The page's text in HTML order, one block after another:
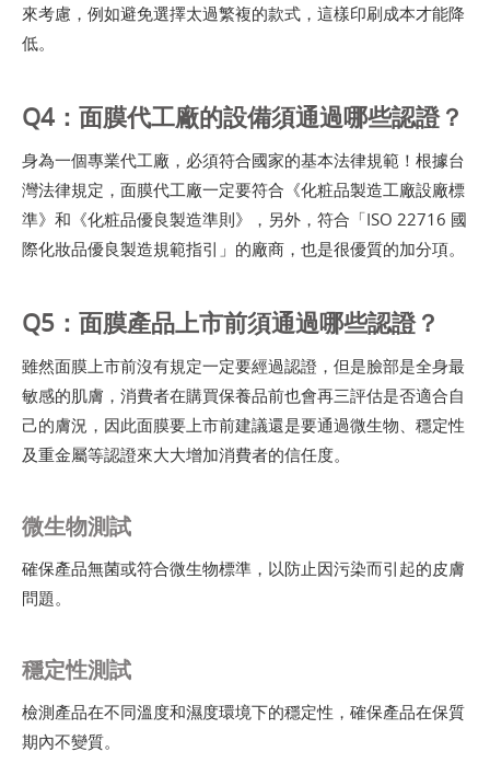
來考慮，例如避免選擇太過繁複的款式，這樣印刷成本才能降
低。
Q4：面膜代工廠的設備須通過哪些認證？
身為一個專業代工廠，必須符合國家的基本法律規範！根據台
灣法律規定，面膜代工廠一定要符合《化粧品製造工廠設廠標
準》和《化粧品優良製造準則》，另外，符合「ISO 22716 國
際化妝品優良製造規範指引」的廠商，也是很優質的加分項。
Q5：面膜產品上市前須通過哪些認證？
雖然面膜上市前沒有規定一定要經過認證，但是臉部是全身最
敏感的肌膚，消費者在購買保養品前也會再三評估是否適合自
己的膚況，因此面膜要上市前建議還是要通過微生物、穩定性
及重金屬等認證來大大增加消費者的信任度。
微生物測試
確保產品無菌或符合微生物標準，以防止因污染而引起的皮膚
問題。
穩定性測試
檢測產品在不同溫度和濕度環境下的穩定性，確保產品在保質
期內不變質。